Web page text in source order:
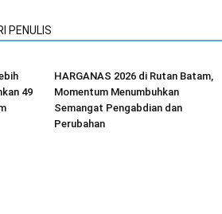
PENULIS
49
HARGANAS 2026 di Rutan Batam,
Momentum Menumbuhkan
Semangat Pengabdian dan
Perubahan